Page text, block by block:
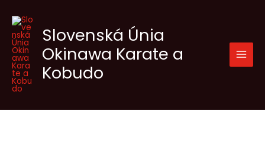
obsah
Slovenská Únia
Okinawa Karate a
Kobudo